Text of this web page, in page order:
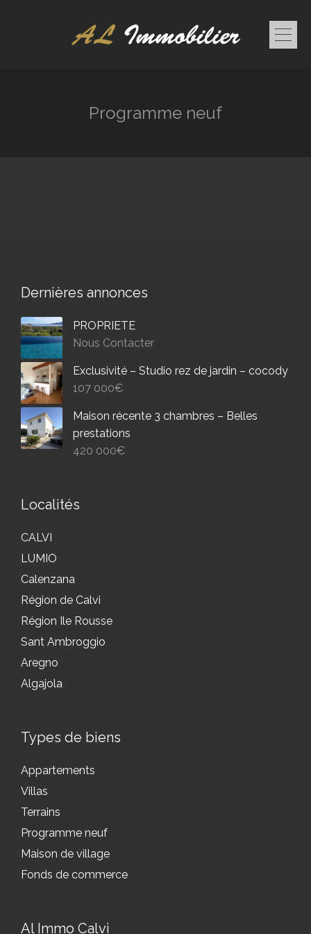
Programme neuf
Dernières annonces
PROPRIETE
Nous Contacter
Exclusivité – Studio rez de jardin – cocody
107 000€
Maison récente 3 chambres – Belles
prestations
420 000€
Localités
CALVI
LUMIO
Calenzana
Région de Calvi
Région Ile Rousse
Sant Ambroggio
Aregno
Algajola
Types de biens
Appartements
Villas
Terrains
Programme neuf
Maison de village
Fonds de commerce
Al Immo Calvi